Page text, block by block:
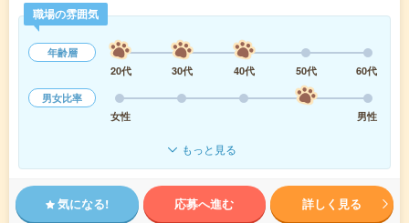
職場の雰囲気
年齢層
20代
30代 40代 50代
60代
男女比率
女性
男性
もっと見る
気になる! 応募へ進む 詳しく見る